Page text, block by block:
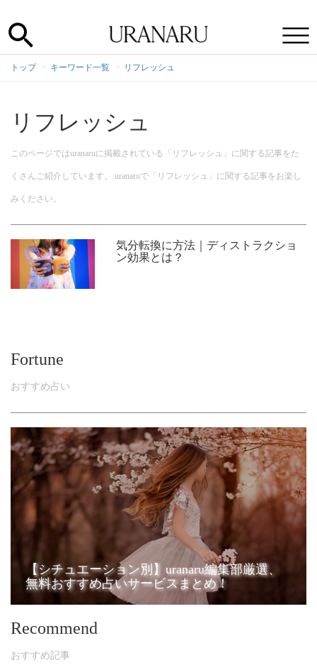
トップ キーワード一覧 リフレッシュ
リフレッシュ
このページではuranaruに掲載されている「リフレッシュ」に関する記事をた
くさんご紹介しています。 uranaruで「リフレッシュ」に関する記事をお楽し
みください。
気分転換に方法｜ディストラクショ
ン効果とは？
Fortune
おすすめ占い
【シチュエーション別】uranaru編集部厳選、
無料おすすめ占いサービスまとめ！
Recommend
おすすめ記事